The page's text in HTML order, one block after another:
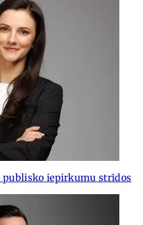
publisko iepirkumu strīdos